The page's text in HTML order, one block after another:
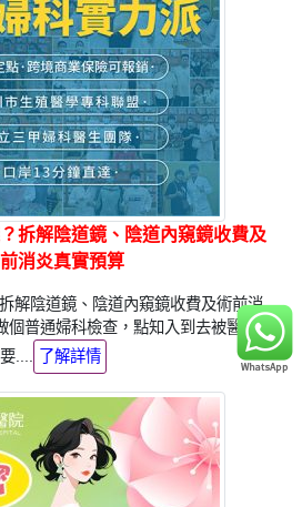
拆解陰道鏡、陰道內窺鏡收費及
消炎真實預算
解陰道鏡、陰道內窺鏡收費及術前消
個普通婦科檢查，點知入到去被醫生
要....
了解詳情